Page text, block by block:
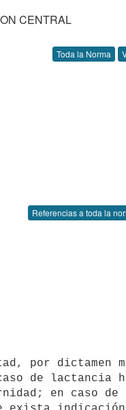
CENTRAL
Toda la Norma
Referencias a toda la
de lactancia
en caso